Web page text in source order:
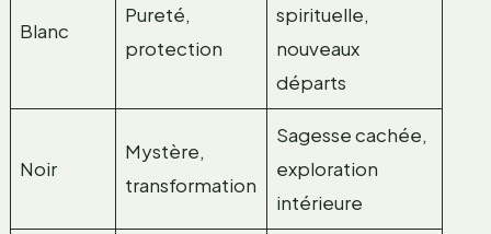
Blanc
Pureté,
protection
spirituelle,
nouveaux
départs
Noir
Mystère,
transformation
Sagesse cachée,
exploration
intérieure